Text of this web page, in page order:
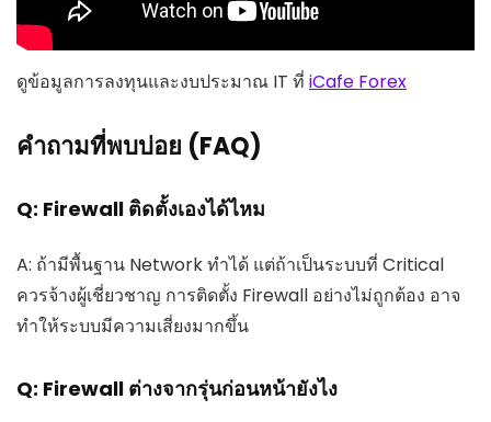
ดูข้อมูลการลงทุนและงบประมาณ IT ที่ iCafe Forex
คำถามที่พบบ่อย (FAQ)
Q: Firewall ติดตั้งเองได้ไหม
A: ถ้ามีพื้นฐาน Network ทำได้ แต่ถ้าเป็นระบบที่ Critical
ควรจ้างผู้เชี่ยวชาญ การติดตั้ง Firewall อย่างไม่ถูกต้อง อาจ
ทำให้ระบบมีความเสี่ยงมากขึ้น
Q: Firewall ต่างจากรุ่นก่อนหน้ายังไง